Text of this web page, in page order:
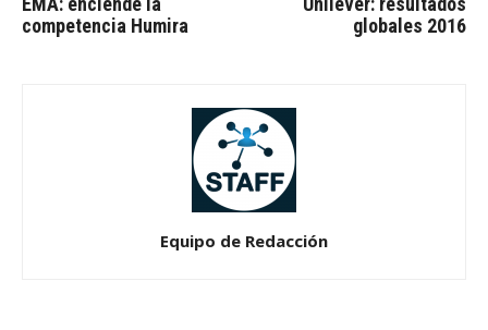
competencia Humira
globales 2016
Equipo de Redacción